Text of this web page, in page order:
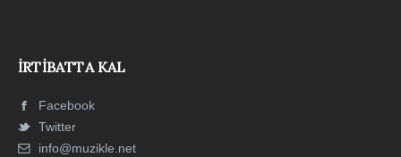
İRTIBATTA KAL
Facebook
Twitter
info@muzikle.net